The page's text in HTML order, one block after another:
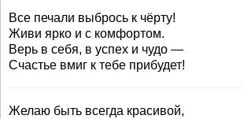
Все печали выбрось к чёрту!
Живи ярко и с комфортом.
Верь в себя, в успех и чудо —
Счастье вмиг к тебе прибудет!
Желаю быть всегда красивой,